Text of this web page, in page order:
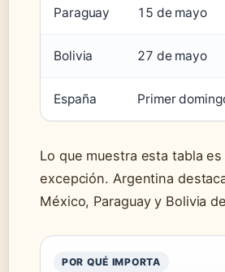
Paraguay 15 de mayo
Bolivia 27 de mayo
España Primer
Lo que muestra esta tabla
excepción. Argentina
México, Paraguay y Bolivia
POR QUÉ IMPORTA